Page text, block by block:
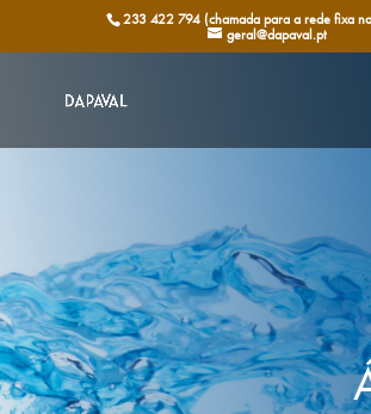
233 422 794 (chamada para a rede fixa
geral@dapaval.pt